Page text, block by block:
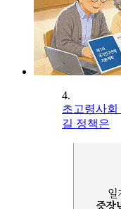
4.
초고령사회
길 정책은